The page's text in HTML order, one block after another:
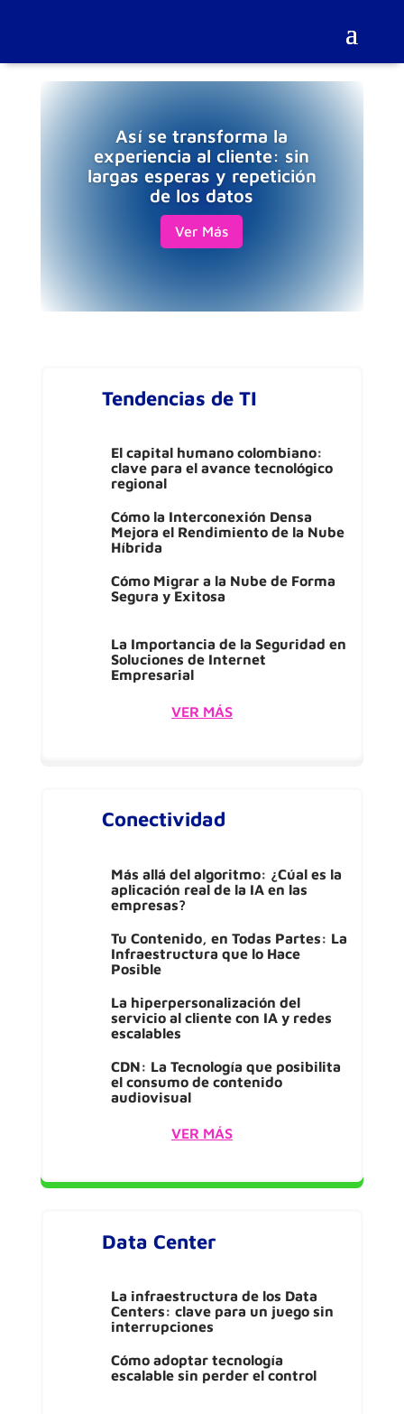
Así se transforma la
experiencia al cliente: sin
largas esperas y repetición
de los datos
Ver Más
Tendencias de TI
El capital humano colombiano:
clave para el avance tecnológico
regional
Cómo la Interconexión Densa
Mejora el Rendimiento de la Nube
Híbrida
Cómo Migrar a la Nube de Forma
Segura y Exitosa
La Importancia de la Seguridad en
Soluciones de Internet
Empresarial
VER MÁS
Conectividad
Más allá del algoritmo: ¿Cúal es la
aplicación real de la IA en las
empresas?
Tu Contenido, en Todas Partes: La
Infraestructura que lo Hace
Posible
La hiperpersonalización del
servicio al cliente con IA y redes
escalables
CDN: La Tecnología que posibilita
el consumo de contenido
audiovisual
VER MÁS
Data Center
La infraestructura de los Data
Centers: clave para un juego sin
interrupciones
Cómo adoptar tecnología
escalable sin perder el control